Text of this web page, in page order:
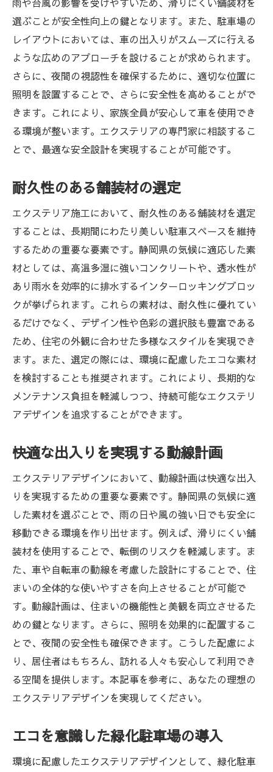
選ぶことが安全性向上の鍵となります。また、駐車場の
レイアウトにおいては、車の出入りがスムーズに行える
ような広めのアプローチを設けることが求められます。
さらに、夜間の視認性を確保するために、適切な位置に
照明を設置することで、さらに安全性を高めることがで
きます。これにより、家族全員が安心して車を使用でき
る環境が整います。エクステリアの専門家に相談するこ
とで、最適な安全設計を実現することが可能です。
耐久性のある舗装材の選定
エクステリア施工において、耐久性のある舗装材を選定
することは、長期間にわたり美しい駐車スペースを維持
するための重要な要素です。静岡県の気候に適応した素
材としては、高温多湿に強いコンクリートや、透水性が
あり雨水を効率的に排水するインターロッキングブロッ
クが挙げられます。これらの素材は、耐久性に優れてい
るだけでなく、デザイン性や色彩の選択肢も豊富である
ため、住宅の外観に合わせた多様なスタイルを実現でき
ます。また、選定の際には、環境に配慮したエコな素材
を検討することも推奨されます。これにより、長期的な
メンテナンス負担を軽減しつつ、持続可能なエクステリ
アデザインを追求することができます。
快適な出入りを実現する動線計画
エクステリアデザインにおいて、動線計画は快適な出入
りを実現するための重要な要素です。静岡県の気候に適
した素材を選ぶことで、雨の日や風の強い日でも安全に
移動できる環境を作り出せます。例えば、滑りにくい舗
装材を使用することで、転倒のリスクを軽減します。ま
た、車や自転車の動線を考慮した設計にすることで、住
まいの全体的な使いやすさを向上させることが可能で
す。動線計画は、住まいの機能性と美観を両立させるた
めの鍵となります。さらに、照明を効果的に配置するこ
とで、夜間の安全性も確保できます。こうした配慮によ
り、居住者はもちろん、訪れる人々も安心して利用でき
る空間を提供します。本記事を参考に、あなたの理想の
エクステリアデザインを実現してください。
エコを意識した緑化駐車場の導入
環境に配慮したエクステリアデザインとして、緑化駐車